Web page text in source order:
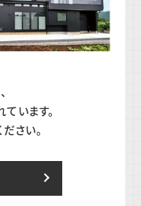
います。
さい。